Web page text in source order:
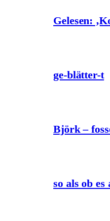
Gelesen:
ge-blätter-t
Björk –
so als ob